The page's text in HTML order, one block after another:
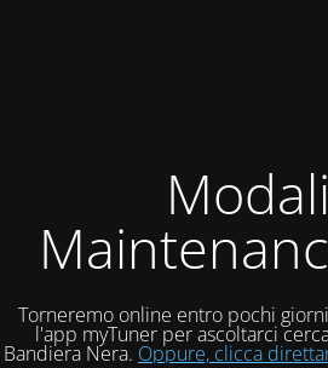
Torneremo online entro pochi
l'app myTuner per ascoltarci
Bandiera Nera. Oppure, clicca